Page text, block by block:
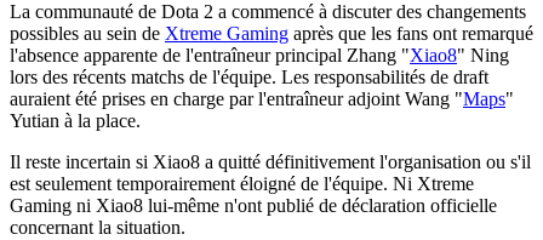
La communauté de Dota 2 a commencé à discuter des changements
possibles au sein de Xtreme Gaming après que les fans ont remarqué
l'absence apparente de l'entraîneur principal Zhang "Xiao8" Ning
lors des récents matchs de l'équipe. Les responsabilités de draft
auraient été prises en charge par l'entraîneur adjoint Wang "Maps"
Yutian à la place.
Il reste incertain si Xiao8 a quitté définitivement l'organisation ou s'il
est seulement temporairement éloigné de l'équipe. Ni Xtreme
Gaming ni Xiao8 lui-même n'ont publié de déclaration officielle
concernant la situation.